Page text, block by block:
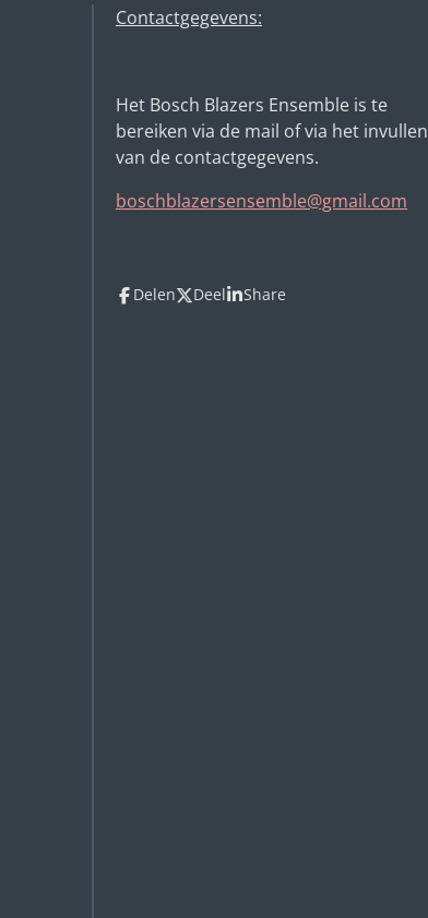
Contactgegevens:
Het Bosch Blazers Ensemble is te
bereiken via de mail of via het invullen
van de contactgegevens.
boschblazersensemble@gmail.com
Delen Deel Share